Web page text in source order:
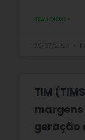
READ MORE »
TIM
geração